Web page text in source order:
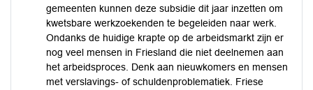
gemeenten kunnen deze subsidie dit jaar inzetten om
kwetsbare werkzoekenden te begeleiden naar werk.
Ondanks de huidige krapte op de arbeidsmarkt zijn er
nog veel mensen in Friesland die niet deelnemen aan
het arbeidsproces. Denk aan nieuwkomers en mensen
met verslavings- of schuldenproblematiek. Friese